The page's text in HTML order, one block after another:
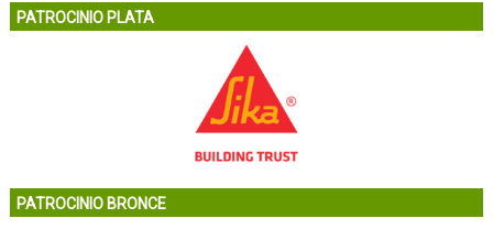
PATROCINIO PLATA
PATROCINIO BRONCE